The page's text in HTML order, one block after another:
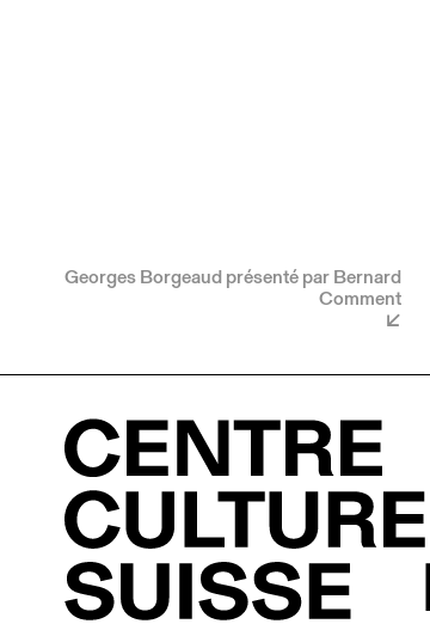
Georges Borgeaud présenté par Bernard
Comment